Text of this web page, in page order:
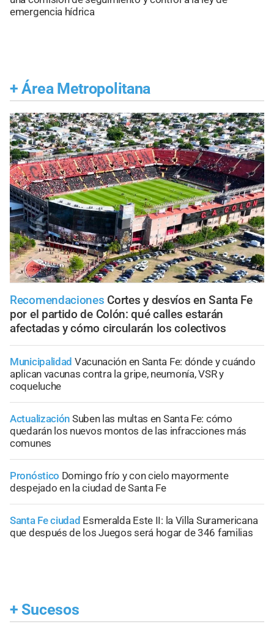
emergencia hídrica
+ Área Metropolitana
Recomendaciones Cortes y desvíos en Santa Fe
por el partido de Colón: qué calles estarán
afectadas y cómo circularán los colectivos
Municipalidad Vacunación en Santa Fe: dónde y cuándo
aplican vacunas contra la gripe, neumonía, VSR y
coqueluche
Actualización Suben las multas en Santa Fe: cómo
quedarán los nuevos montos de las infracciones más
comunes
Pronóstico Domingo frío y con cielo mayormente
despejado en la ciudad de Santa Fe
Santa Fe ciudad Esmeralda Este II: la Villa Suramericana
que después de los Juegos será hogar de 346 familias
+ Sucesos